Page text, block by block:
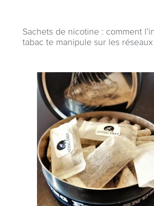
Sachets de nicotine : comment
tabac te manipule sur les réseaux